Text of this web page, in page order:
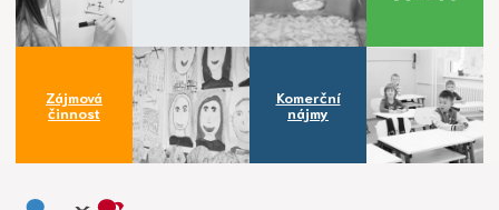
Zájmová
činnost
Komerční
nájmy